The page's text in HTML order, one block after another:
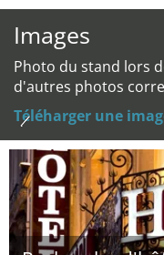
Images
Photo du stand lors
d'autres photos
Téléharger une